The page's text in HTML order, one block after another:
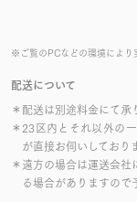
※ご覧のPCなどの環境により
配送について
＊配送は別途料金にて承
＊23区内とそれ以外の
が直接お伺いしており
＊遠方の場合は運送会
る場合がありますので